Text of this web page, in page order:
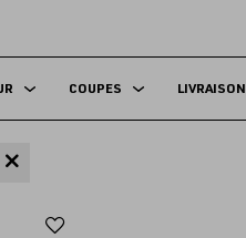
COUPES LIVRAISON